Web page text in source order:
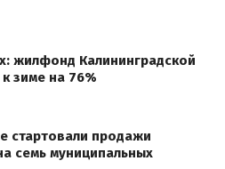
жилфонд Калининградской
зиме на 76%
стартовали продажи
семь муниципальных